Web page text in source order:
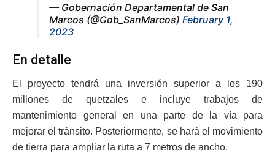
— Gobernación Departamental de San
Marcos (@Gob_SanMarcos) February 1,
2023
En detalle
El proyecto tendrá una inversión superior a los 190
millones de quetzales e incluye trabajos de
mantenimiento general en una parte de la vía para
mejorar el tránsito. Posteriormente, se hará el movimiento
de tierra para ampliar la ruta a 7 metros de ancho.